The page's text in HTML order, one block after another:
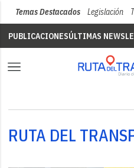
Temas Destacados Legislación
PUBLICACIONESÚLTIMAS
RUTA DEL